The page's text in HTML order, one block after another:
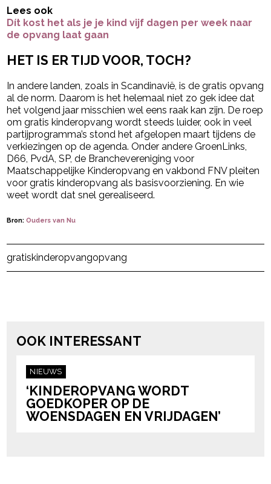
Lees ook
Dít kost het als je je kind vijf dagen per week naar
de opvang laat gaan
HET IS ER TIJD VOOR, TOCH?
In andere landen, zoals in Scandinavië, is de gratis opvang
al de norm. Daarom is het helemaal niet zo gek idee dat
het volgend jaar misschien wel eens raak kan zijn. De roep
om gratis kinderopvang wordt steeds luider, ook in veel
partijprogramma’s stond het afgelopen maart tijdens de
verkiezingen op de agenda. Onder andere GroenLinks,
D66, PvdA, SP, de Branchevereniging voor
Maatschappelijke Kinderopvang en vakbond FNV pleiten
voor gratis kinderopvang als basisvoorziening. En wie
weet wordt dat snel gerealiseerd.
Bron:Ouders van Nu
Post Views: 14
gratiskinderopvangopvang
OOK INTERESSANT
NIEUWS
‘KINDEROPVANG WORDT
GOEDKOPER OP DE
WOENSDAGEN EN VRIJDAGEN’